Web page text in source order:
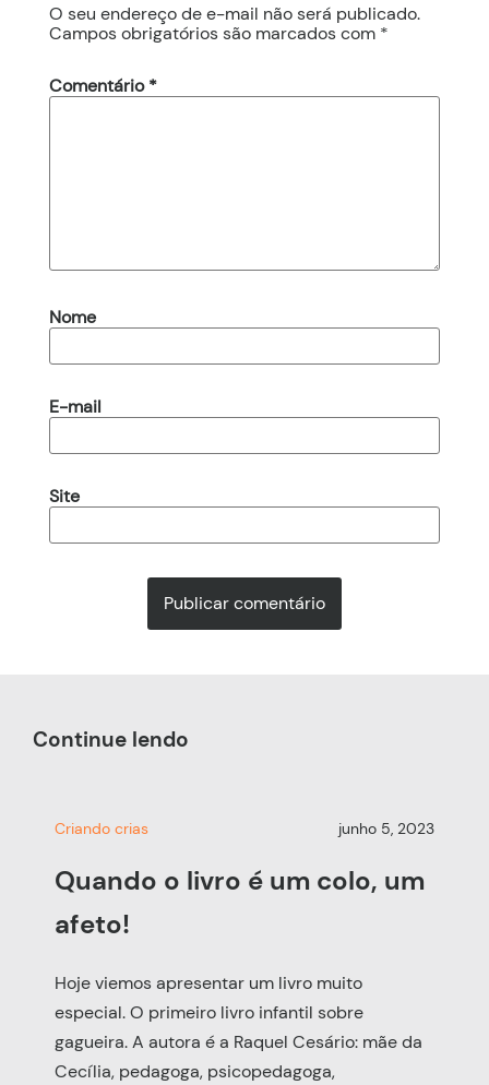
O seu endereço de e-mail não será publicado.
Campos obrigatórios são marcados com *
Comentário*
Nome
E-mail
Site
Continue lendo
Criando crias junho 5, 2023
Quando o livro é um colo, um
afeto!
Hoje viemos apresentar um livro muito
especial. O primeiro livro infantil sobre
gagueira. A autora é a Raquel Cesário: mãe da
Cecília, pedagoga, psicopedagoga,